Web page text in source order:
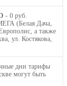
- 0 руб.
(Белая Дача,
а также
ул. Костякова,
дни тарифы
могут быть